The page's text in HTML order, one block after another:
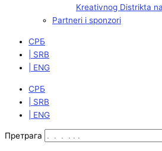
Kreativnog Distrikta
Partneri i sponzori
СРБ
| SRB
| ENG
СРБ
| SRB
| ENG
Претрага